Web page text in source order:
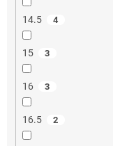
14.5 4
15 3
16 3
16.5 2